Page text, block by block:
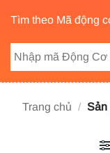
Tìm theo Mã động
Trang chủ / Sản